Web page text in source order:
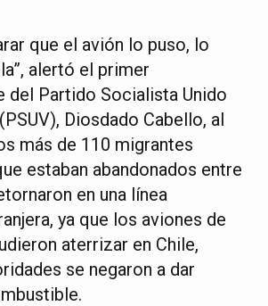
que el avión lo puso, lo
alertó el primer
del Partido Socialista Unido
Diosdado Cabello, al
más de 110 migrantes
estaban abandonados entre
en una línea
ya que los aviones de
aterrizar en Chile,
se negaron a dar